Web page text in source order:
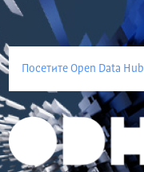
Посетите Open Data Hub